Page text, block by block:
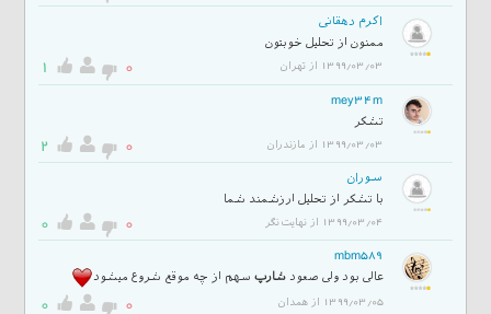
اکرم دهقانی
ممنون از تحلیل خوبتون
1399/03/03 از تهران 0
1
mey34m
تشکر
1399/03/03 از مازندران 0
2
سوران
با تشکر از تحلیل ارزشمند شما
1399/03/04 از نهایت‌نگر 0
0
mbm589
عالی بود ولی صعود شارپ سهم از چه موقع شروع میشود
1399/03/05 از همدان 0
0